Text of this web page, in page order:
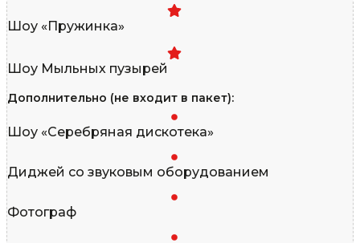
Шоу «Пружинка»
Шоу Мыльных пузырей
Дополнительно (не входит в пакет):
Шоу «Серебряная дискотека»
Диджей со звуковым оборудованием
Фотограф